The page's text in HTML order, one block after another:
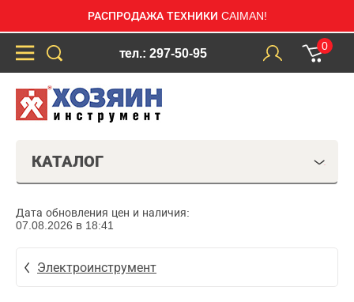
РАСПРОДАЖА ТЕХНИКИ CAIMAN!
тел.: 297-50-95
0
КАТАЛОГ
Дата обновления цен и наличия:
07.08.2026 в 18:41
Электроинструмент